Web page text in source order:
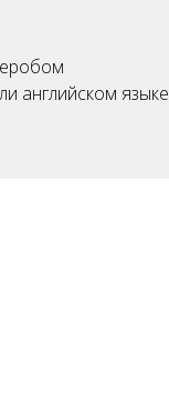
английском языке